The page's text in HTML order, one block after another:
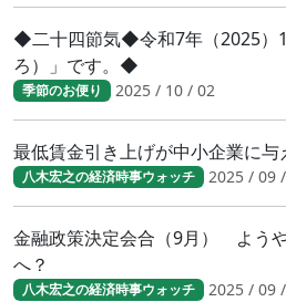
◆二十四節気◆令和7年（2025）
ろ）」です。◆
季節のお便り 2025 / 10 / 02
最低賃金引き上げが中小企業に
八木宏之の経済時事ウォッチ 2025 / 09
金融政策決定会合（9月） よう
へ？
八木宏之の経済時事ウォッチ 2025 / 09